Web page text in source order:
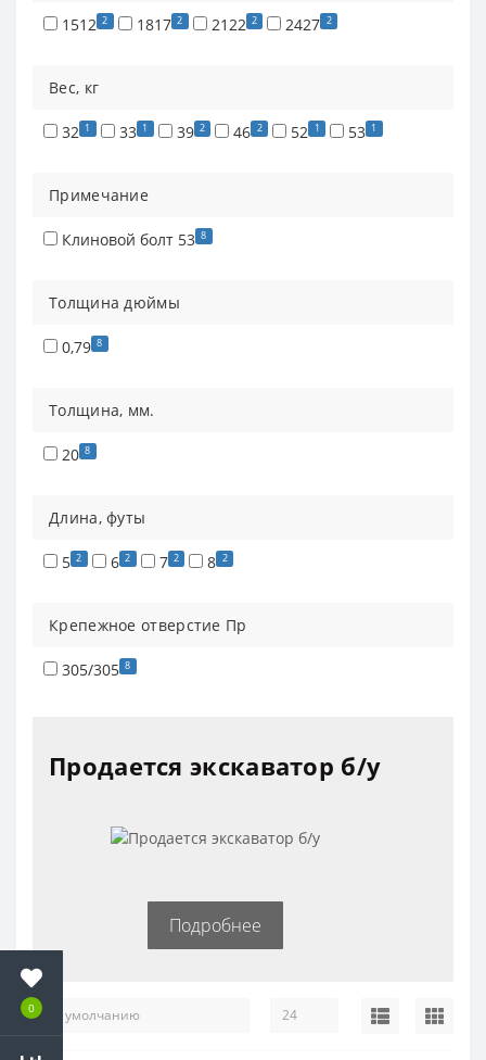
0
1512 2 1817 2 2122 2 2427 2
Вес, кг
32 1 33 1 39 2 46 2 52 1 53 1
Примечание
Клиновой болт 53 8
Толщина дюймы
0,79 8
Толщина, мм.
20 8
Длина, футы
5 2 6 2 7 2 8 2
Крепежное отверстие Пр
305/305 8
Продается экскаватор б/у
Подробнее